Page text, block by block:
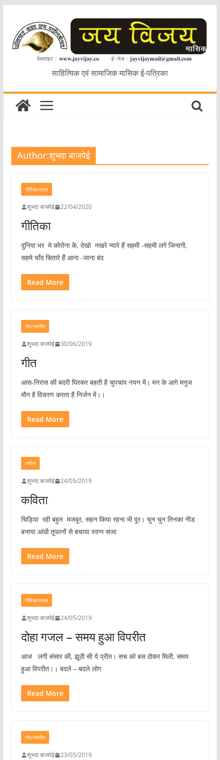
content
साहित्यिक एवं सामाजिक मासिक ई-पत्रिका
Author:शुभदा बाजपेई
गीतिका/ग़ज़ल
शुभदा बाजपेई 22/04/2020
गीतिका
दुनिया भर मे कोरोना के‌‌, देखो नखरे न्यारे हैं सहमी -सहमी लगे जिन्दगी,
सहमे चाँद सितारे हैं आना -जाना बंद
Read More
गीत/नवगीत
शुभदा बाजपेई 30/06/2019
गीत
आस-निरास की बदरी घिरकर बहती है चुपचाप नयन में। मन के आगे मनुज
मौन है विचरण करता है निर्जन में।।
Read More
कविता
शुभदा बाजपेई 24/05/2019
कविता
चिड़िया रही बहुत मजबूर, सहन किया रहना भी दूर। चुन चुन तिनका नीड
बनाया आंधी तूफानों से बचाया स्वप्न सजा
Read More
गीतिका/ग़ज़ल
शुभदा बाजपेई 24/05/2019
दोहा गजल – समय हुआ विपरीत
आज लगी संसार की, झूठी सी ये प्रीत। सच को बस ठोकर मिली, समय
हुआ विपरीत।। बदले – बदले लोग
Read More
गीत/नवगीत
शुभदा बाजपेई 23/05/2019